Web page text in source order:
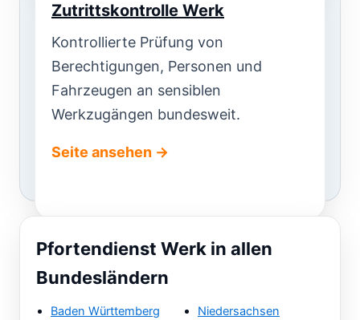
Zutrittskontrolle Werk
Kontrollierte Prüfung von
Berechtigungen, Personen und
Fahrzeugen an sensiblen
Werkzugängen bundesweit.
Seite ansehen →
Pfortendienst Werk in allen
Bundesländern
Baden Württemberg
Niedersachsen